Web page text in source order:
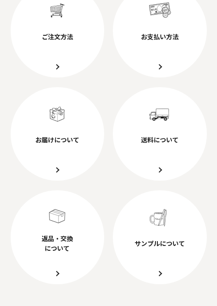
ご注文方法 お支払い方法
お届けについて 送料について
返品・交換
について
サンプルについて